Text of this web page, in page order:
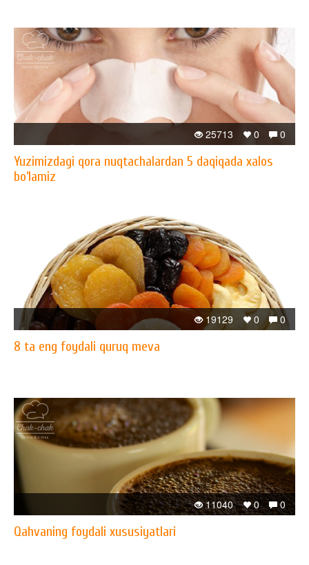
0
0
25713
Yuzimizdagi qora nuqtachalardan 5 daqiqada xalos
bo‘lamiz
0
0
19129
8 ta eng foydali quruq meva
0
0
11040
Qahvaning foydali xususiyatlari